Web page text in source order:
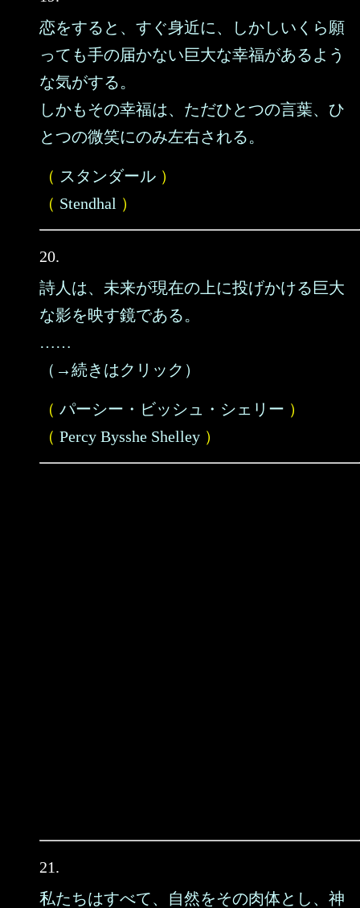
恋をすると、すぐ身近に、しかしいくら願
っても手の届かない巨大な幸福があるよう
な気がする。
しかもその幸福は、ただひとつの言葉、ひ
とつの微笑にのみ左右される。
（ スタンダール ）
（ Stendhal ）
20.
詩人は、未来が現在の上に投げかける巨大
な影を映す鏡である。
……
（→続きはクリック）
（ パーシー・ビッシュ・シェリー ）
（ Percy Bysshe Shelley ）
21.
私たちはすべて、自然をその肉体とし、神